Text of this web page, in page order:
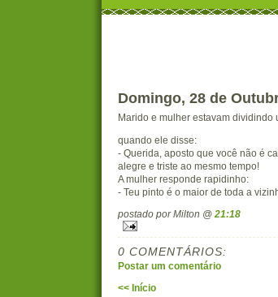
Domingo, 28 de
Marido e mulher estavam dividindo
quando ele disse:
- Querida, aposto que você não é
alegre e triste ao mesmo tempo!
A mulher responde rapidinho:
- Teu pinto é o maior de toda a
postado por Milton @ 21:18
0 COMENTÁRIOS:
Postar um comentário
<< Início